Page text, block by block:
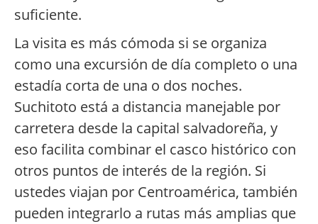
suficiente.
La visita es más cómoda si se organiza
como una excursión de día completo o una
estadía corta de una o dos noches.
Suchitoto está a distancia manejable por
carretera desde la capital salvadoreña, y
eso facilita combinar el casco histórico con
otros puntos de interés de la región. Si
ustedes viajan por Centroamérica, también
pueden integrarlo a rutas más amplias que